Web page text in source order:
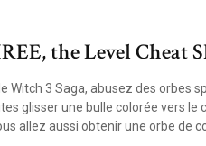
the Level Cheat
Witch 3 Saga, abusez des orbes
glisser une bulle colorée vers le
allez aussi obtenir une orbe de